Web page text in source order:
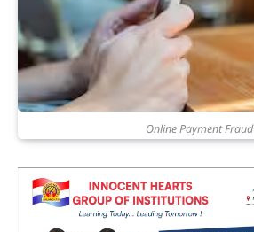
Online Payment Fraud